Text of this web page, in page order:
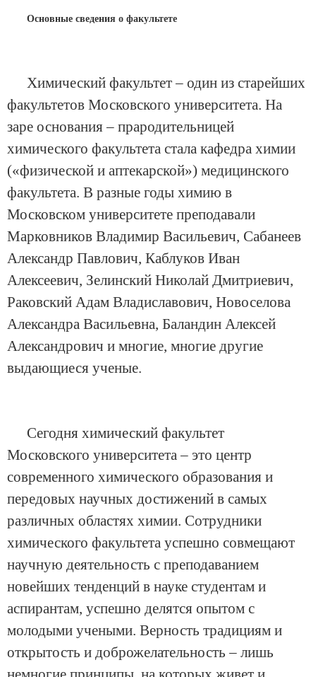
Основные сведения о факультете
Химический факультет – один из старейших
факультетов Московского университета. На
заре основания – прародительницей
химического факультета стала кафедра химии
(«физической и аптекарской») медицинского
факультета. В разные годы химию в
Московском университете преподавали
Марковников Владимир Васильевич, Сабанеев
Александр Павлович, Каблуков Иван
Алексеевич, Зелинский Николай Дмитриевич,
Раковский Адам Владиславович, Новоселова
Александра Васильевна, Баландин Алексей
Александрович и многие, многие другие
выдающиеся ученые.
Сегодня химический факультет
Московского университета – это центр
современного химического образования и
передовых научных достижений в самых
различных областях химии. Сотрудники
химического факультета успешно совмещают
научную деятельность с преподаванием
новейших тенденций в науке студентам и
аспирантам, успешно делятся опытом с
молодыми учеными. Верность традициям и
открытость и доброжелательность – лишь